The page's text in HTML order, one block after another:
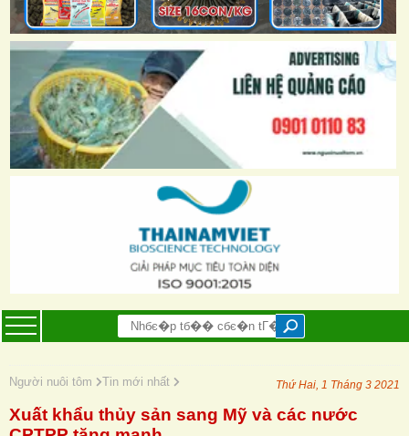
Người nuôi tôm Tin mới nhất Thứ Hai, 1 Tháng 3 2021
Xuất khẩu thủy sản sang Mỹ và các nước